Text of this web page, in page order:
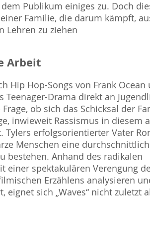
Publikum einiges zu. Doch
Familie, die darum kämpft,
Lehren zu ziehen
Arbeit
Hip Hop-Songs von Frank Ocean
Drama direkt an
ob sich das Schicksal der
inwieweit Rassismus in diesem
Tylers erfolgsorientierter Vater
Menschen eine
bestehen. Anhand des radikalen
einer spektakulären Verengung
Erzählens analysieren
sich „Waves“ nicht zuletzt